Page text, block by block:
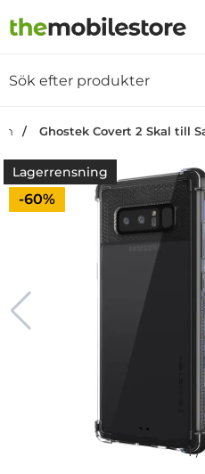
Startsidan för
Ghostek Covert 2 Skal till
Lagerrensning
Priset är nedsatt med
-60%
1/